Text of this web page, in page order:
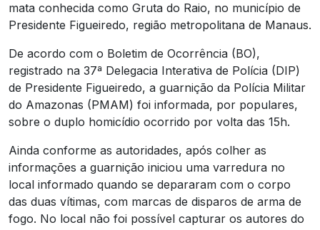
mata conhecida como Gruta do Raio, no município de
Presidente Figueiredo, região metropolitana de Manaus.
De acordo com o Boletim de Ocorrência (BO),
registrado na 37ª Delegacia Interativa de Polícia (DIP)
de Presidente Figueiredo, a guarnição da Polícia Militar
do Amazonas (PMAM) foi informada, por populares,
sobre o duplo homicídio ocorrido por volta das 15h.
Ainda conforme as autoridades, após colher as
informações a guarnição iniciou uma varredura no
local informado quando se depararam com o corpo
das duas vítimas, com marcas de disparos de arma de
fogo. No local não foi possível capturar os autores do